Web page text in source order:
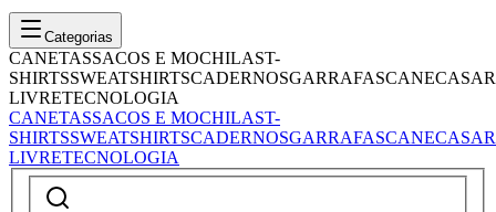
Categorias
CANETASSACOS E MOCHILAST-
SHIRTSSWEATSHIRTSCADERNOSGARRAFASCANECASAR
LIVRETECNOLOGIA
CANETASSACOS E MOCHILAST-
SHIRTSSWEATSHIRTSCADERNOSGARRAFASCANECASAR
LIVRETECNOLOGIA